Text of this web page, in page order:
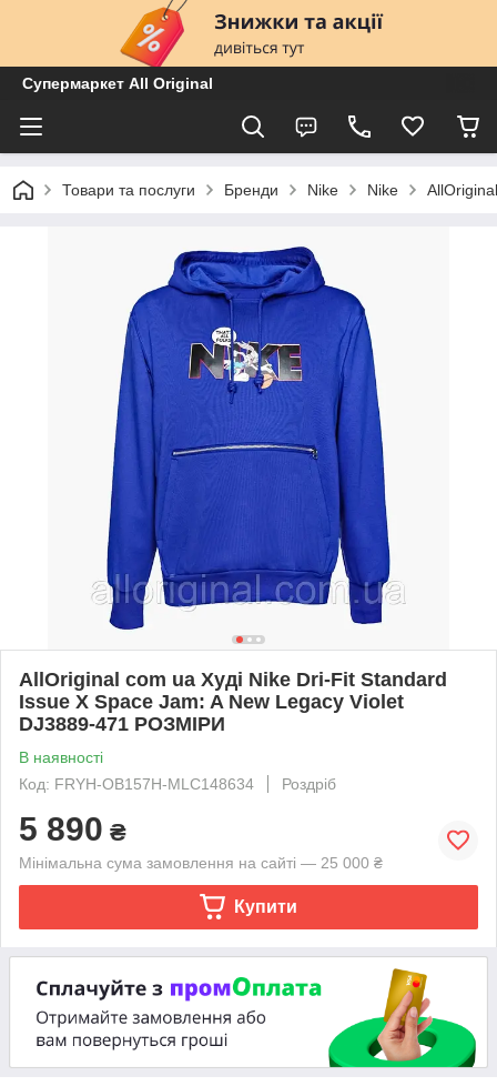
Супермаркет All Original
Товари та послуги Бренди Nike Nike
AllOriginal com ua Худі Nike Dri-Fit Standard
Issue X Space Jam: A New Legacy Violet
DJ3889-471 РОЗМІРИ
В наявності
Код: FRYH-OB157H-MLC148634
Роздріб
5 890 ₴
Мінімальна сума замовлення на сайті — 25 000 ₴
Купити